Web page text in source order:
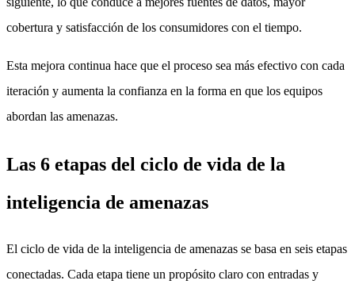
cobertura y satisfacción de los consumidores con el tiempo.
Esta mejora continua hace que el proceso sea más efectivo con cada
iteración y aumenta la confianza en la forma en que los equipos
abordan las amenazas.
Las 6 etapas del ciclo de vida de la
inteligencia de amenazas
El ciclo de vida de la inteligencia de amenazas se basa en seis etapas
conectadas. Cada etapa tiene un propósito claro con entradas y